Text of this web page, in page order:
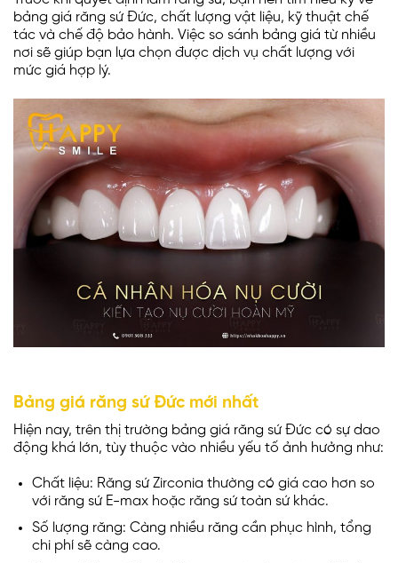
bảng giá răng sứ Đức, chất lượng vật liệu, kỹ thuật chế
tác và chế độ bảo hành. Việc so sánh bảng giá từ nhiều
nơi sẽ giúp bạn lựa chọn được dịch vụ chất lượng với
mức giá hợp lý.
Bảng giá răng sứ Đức mới nhất
Hiện nay, trên thị trường bảng giá răng sứ Đức có sự dao
động khá lớn, tùy thuộc vào nhiều yếu tố ảnh hưởng như:
Chất liệu: Răng sứ Zirconia thường có giá cao hơn so
với răng sứ E-max hoặc răng sứ toàn sứ khác.
Số lượng răng: Càng nhiều răng cần phục hình, tổng
chi phí sẽ càng cao.